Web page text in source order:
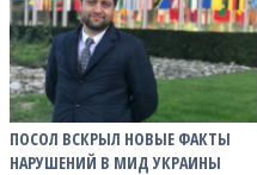
ПОСОЛ ВСКРЫЛ НОВЫЕ ФАКТЫ
НАРУШЕНИЙ В МИД УКРАИНЫ